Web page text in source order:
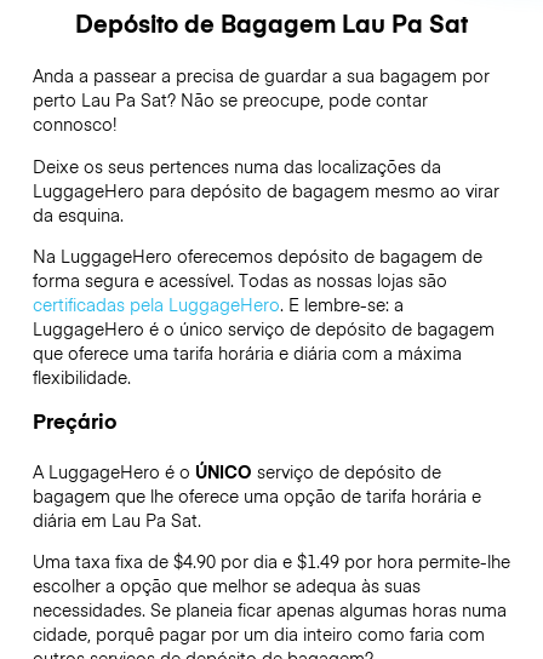
Depósito de Bagagem Lau Pa Sat
Anda a passear a precisa de guardar a sua bagagem por
perto Lau Pa Sat? Não se preocupe, pode contar
connosco!
Deixe os seus pertences numa das localizações da
LuggageHero para depósito de bagagem mesmo ao virar
da esquina.
Na LuggageHero oferecemos depósito de bagagem de
forma segura e acessível. Todas as nossas lojas são
certificadas pela LuggageHero. E lembre-se: a
LuggageHero é o único serviço de depósito de bagagem
que oferece uma tarifa horária e diária com a máxima
flexibilidade.
Preçário
A LuggageHero é o ÚNICO serviço de depósito de
bagagem que lhe oferece uma opção de tarifa horária e
diária em Lau Pa Sat.
Uma taxa fixa de $4.90 por dia e $1.49 por hora permite-lhe
escolher a opção que melhor se adequa às suas
necessidades. Se planeia ficar apenas algumas horas numa
cidade, porquê pagar por um dia inteiro como faria com